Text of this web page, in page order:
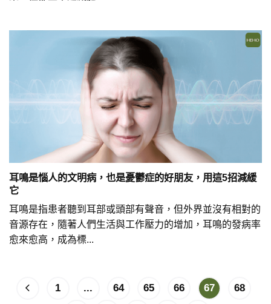
耳鳴是惱人的文明病，也是憂鬱症的好朋友，用這5招減緩
它
耳鳴是指患者聽到耳部或頭部有聲音，但外界並沒有相對的
音源存在，隨著人們生活與工作壓力的增加，耳鳴的發病率
愈來愈高，成為標...
1 ... 64 65 66 67
68